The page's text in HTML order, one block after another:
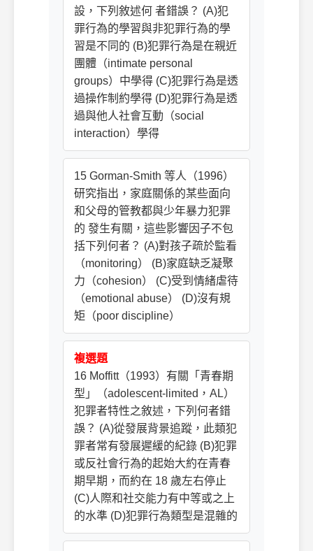
設，下列敘述何 者錯誤？ (A)犯
罪行為的學習與非犯罪行為的學
習是不同的 (B)犯罪行為是在親近
團體（intimate personal
groups）中學得 (C)犯罪行為是透
過操作制約學得 (D)犯罪行為是透
過與他人社會互動（social
interaction）學得
15 Gorman-Smith 等人（1996）
研究指出，家庭關係的某些面向
和父母的管教都與少年暴力犯罪
的 發生有關，這些影響因子不包
括下列何者？ (A)對孩子疏於監看
（monitoring） (B)家庭缺乏凝聚
力（cohesion） (C)受到情緒虐待
（emotional abuse） (D)沒有規
矩（poor discipline）
複選題
16 Moffitt（1993）有關「青春期
型」（adolescent-limited，AL）
犯罪者特性之敘述，下列何者錯
誤？ (A)從發展背景追蹤，此類犯
罪者常有發展遲緩的紀錄 (B)犯罪
或反社會行為的起始大約在青春
期早期，而約在 18 歲左右停止
(C)人際和社交能力有中等或之上
的水準 (D)犯罪行為類型是混雜的